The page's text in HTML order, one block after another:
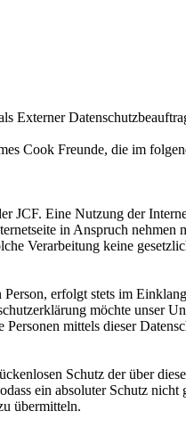
Externer
Cook Freunde, die im
JCF. Eine Nutzung der
in Anspruch nehmen
Verarbeitung keine
erfolgt stets im
möchte unser
mittels dieser
Schutz der über
ein absoluter Schutz
übermitteln.